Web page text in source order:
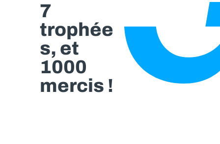
7
trophée
s, et
1000
mercis !